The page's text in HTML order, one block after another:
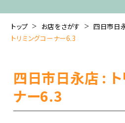
トップ お店をさがす
四日市日
トリミングコーナー6.3
四日市日永店 : ト
ナー6.3